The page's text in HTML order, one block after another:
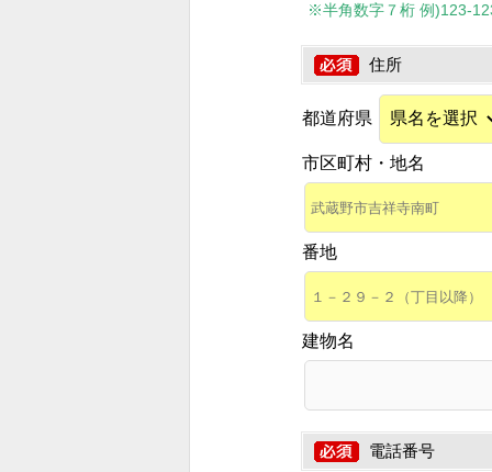
※半角数字７桁 例)123-
住所
都道府県
市区町村・地名
番地
建物名
電話番号